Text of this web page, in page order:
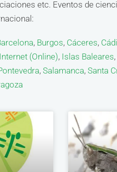
etc. Eventos de
, Burgos, Cáceres,
Internet (Online), Islas Baleares,
, Salamanca, Santa